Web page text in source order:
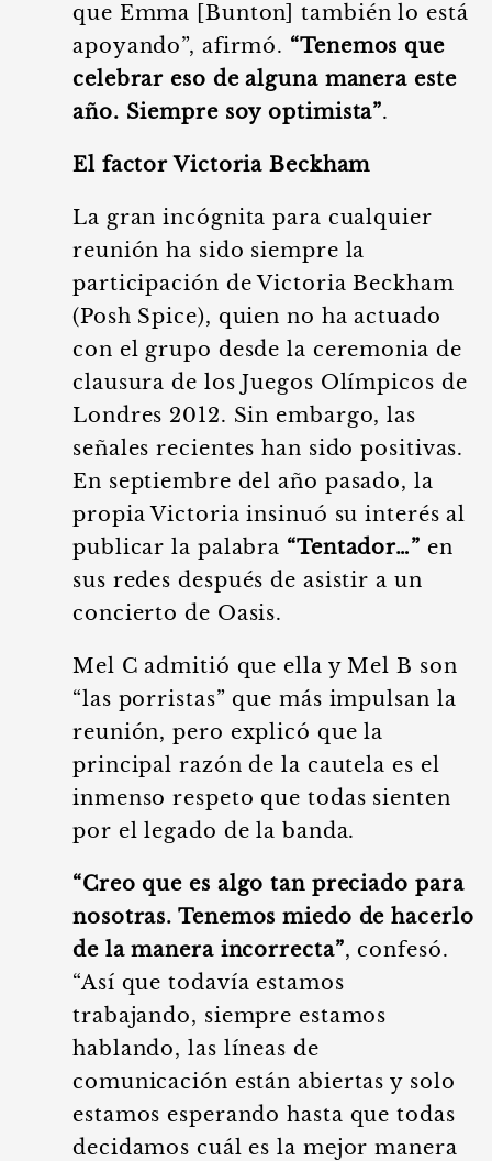
que Emma [Bunton] también lo está
apoyando”, afirmó. “Tenemos que
celebrar eso de alguna manera este
año. Siempre soy optimista”.
El factor Victoria Beckham
La gran incógnita para cualquier
reunión ha sido siempre la
participación de Victoria Beckham
(Posh Spice), quien no ha actuado
con el grupo desde la ceremonia de
clausura de los Juegos Olímpicos de
Londres 2012. Sin embargo, las
señales recientes han sido positivas.
En septiembre del año pasado, la
propia Victoria insinuó su interés al
publicar la palabra “Tentador…” en
sus redes después de asistir a un
concierto de Oasis.
Mel C admitió que ella y Mel B son
“las porristas” que más impulsan la
reunión, pero explicó que la
principal razón de la cautela es el
inmenso respeto que todas sienten
por el legado de la banda.
“Creo que es algo tan preciado para
nosotras. Tenemos miedo de hacerlo
de la manera incorrecta”, confesó.
“Así que todavía estamos
trabajando, siempre estamos
hablando, las líneas de
comunicación están abiertas y solo
estamos esperando hasta que todas
decidamos cuál es la mejor manera